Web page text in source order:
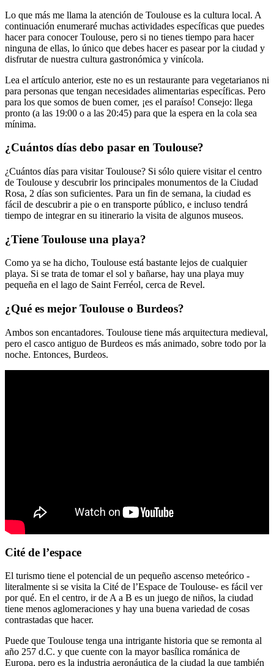
Lo que más me llama la atención de Toulouse es la cultura local. A
continuación enumeraré muchas actividades específicas que puedes
hacer para conocer Toulouse, pero si no tienes tiempo para hacer
ninguna de ellas, lo único que debes hacer es pasear por la ciudad y
disfrutar de nuestra cultura gastronómica y vinícola.
Lea el artículo anterior, este no es un restaurante para vegetarianos ni
para personas que tengan necesidades alimentarias específicas. Pero
para los que somos de buen comer, ¡es el paraíso! Consejo: llega
pronto (a las 19:00 o a las 20:45) para que la espera en la cola sea
mínima.
¿Cuántos días debo pasar en Toulouse?
¿Cuántos días para visitar Toulouse? Si sólo quiere visitar el centro
de Toulouse y descubrir los principales monumentos de la Ciudad
Rosa, 2 días son suficientes. Para un fin de semana, la ciudad es
fácil de descubrir a pie o en transporte público, e incluso tendrá
tiempo de integrar en su itinerario la visita de algunos museos.
¿Tiene Toulouse una playa?
Como ya se ha dicho, Toulouse está bastante lejos de cualquier
playa. Si se trata de tomar el sol y bañarse, hay una playa muy
pequeña en el lago de Saint Ferréol, cerca de Revel.
¿Qué es mejor Toulouse o Burdeos?
Ambos son encantadores. Toulouse tiene más arquitectura medieval,
pero el casco antiguo de Burdeos es más animado, sobre todo por la
noche. Entonces, Burdeos.
Cité de l’espace
El turismo tiene el potencial de un pequeño ascenso meteórico -
literalmente si se visita la Cité de l’Espace de Toulouse- es fácil ver
por qué. En el centro, ir de A a B es un juego de niños, la ciudad
tiene menos aglomeraciones y hay una buena variedad de cosas
contrastadas que hacer.
Puede que Toulouse tenga una intrigante historia que se remonta al
año 257 d.C. y que cuente con la mayor basílica románica de
Europa, pero es la industria aeronáutica de la ciudad la que también